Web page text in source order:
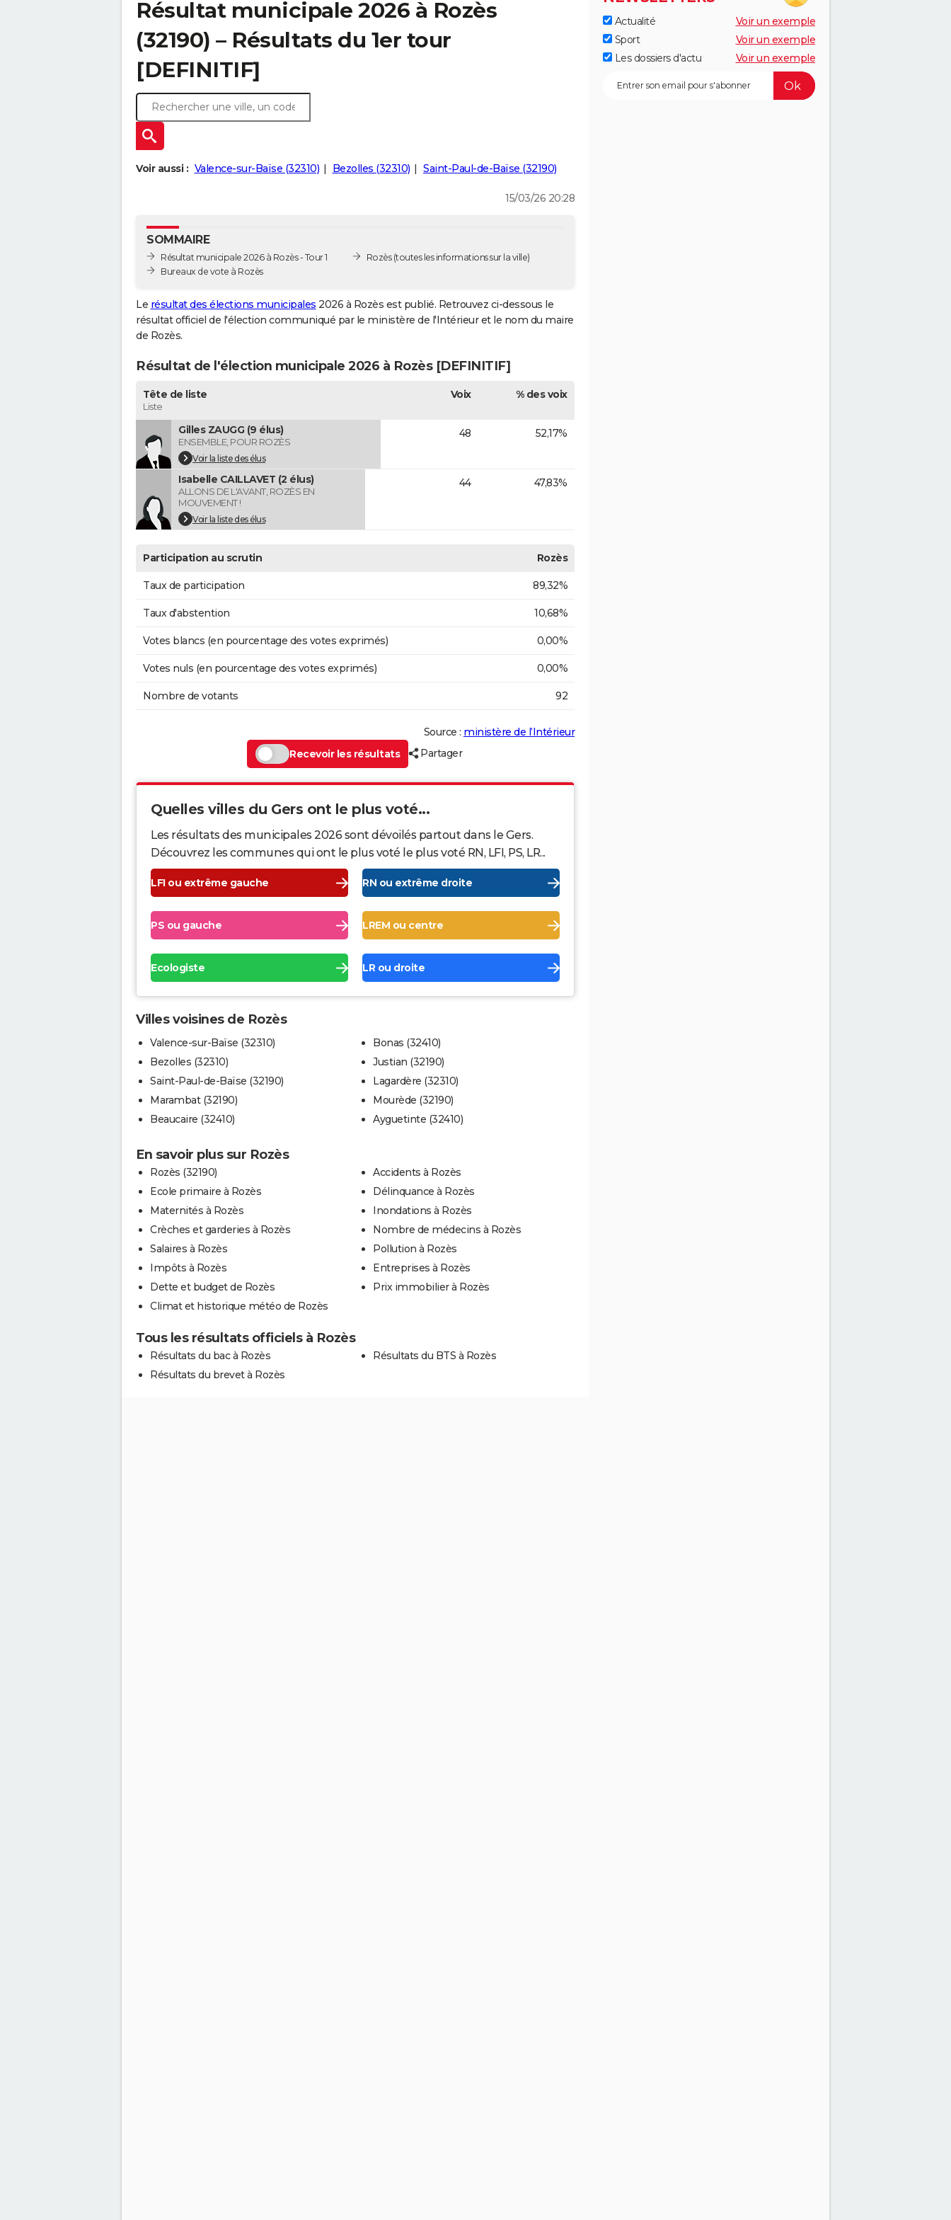
Résultat municipale 2026 à Rozès
(32190) – Résultats du 1er tour
[DEFINITIF]
Voir aussi : Valence-sur-Baïse (32310) Bezolles (32310) Saint-Paul-de-Baïse (32190)
15/03/26 20:28
SOMMAIRE
Résultat municipale 2026 à Rozès - Tour 1
Bureaux de vote à Rozès
Rozès(toutes les informations sur la ville)
Le résultat des élections municipales 2026 à Rozès est publié. Retrouvez ci-dessous le
résultat officiel de l'élection communiqué par le ministère de l'Intérieur et le nom du maire
de Rozès.
Résultat de l'élection municipale 2026 à Rozès [DEFINITIF]
Tête de liste
Liste
Voix % des voix
Gilles ZAUGG (9 élus)
ENSEMBLE, POUR ROZÈS
Voir la liste des élus
48 52,17%
Isabelle CAILLAVET (2 élus)
ALLONS DE L'AVANT, ROZÈS EN
MOUVEMENT !
Voir la liste des élus
44 47,83%
Participation au scrutin Rozès
Taux de participation 89,32%
Taux d'abstention 10,68%
Votes blancs (en pourcentage des votes exprimés) 0,00%
Votes nuls (en pourcentage des votes exprimés) 0,00%
Nombre de votants 92
Source : ministère de l’Intérieur
Recevoir les résultats
Partager
Quelles villes du Gers ont le plus voté...
Les résultats des municipales 2026 sont dévoilés partout dans le Gers.
Découvrez les communes qui ont le plus voté le plus voté RN, LFI, PS, LR...
LFI ou extrême gauche RN ou extrême droite
PS ou gauche LREM ou centre
Ecologiste LR ou droite
Villes voisines de Rozès
Valence-sur-Baïse (32310)
Bezolles (32310)
Saint-Paul-de-Baïse (32190)
Marambat (32190)
Beaucaire (32410)
Bonas (32410)
Justian (32190)
Lagardère (32310)
Mourède (32190)
Ayguetinte (32410)
En savoir plus sur Rozès
Rozès (32190)
Ecole primaire à Rozès
Maternités à Rozès
Crèches et garderies à Rozès
Salaires à Rozès
Impôts à Rozès
Dette et budget de Rozès
Climat et historique météo de Rozès
Accidents à Rozès
Délinquance à Rozès
Inondations à Rozès
Nombre de médecins à Rozès
Pollution à Rozès
Entreprises à Rozès
Prix immobilier à Rozès
Tous les résultats officiels à Rozès
Résultats du bac à Rozès
Résultats du brevet à Rozès
Résultats du BTS à Rozès
Actualité
Voir un exemple
Sport
Voir un exemple
Les dossiers d'actu
Voir un exemple